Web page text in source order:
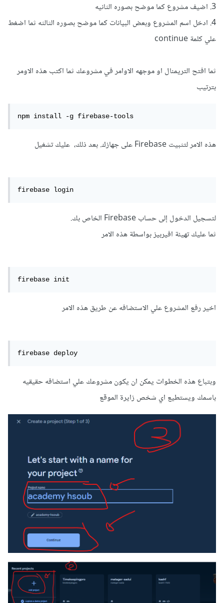
3. اضيف مشروع كما موضح بصوره الثانيه
4. ادخل اسم المشروع وبعض البيانات كما موضح بصوره الثالثه ثما اضغط
علي كلمة continue
ثما افتح التريمنال او موجهه الاوامر في مشروعك ثما اكتب هذه الاومر
بترتيب
npm install -g firebase-tools
هذه الامر لتثبيت Firebase على جهازك. بعد ذلك، عليك تشغيل
firebase login
لتسجيل الدخول إلى حساب Firebase الخاص بك.
ثما عليك تهيئة افيربيز بواسطة هذه الامر
firebase init
اخير رفع المشروع علي الاستضافه عن طريق هذه الامر
firebase deploy
وبتباع هذه الخطوات يمكن ان يكون مشروعك علي استضافه حقيقيه
باسمك ويستطيع اي شخص زايرة الموقع